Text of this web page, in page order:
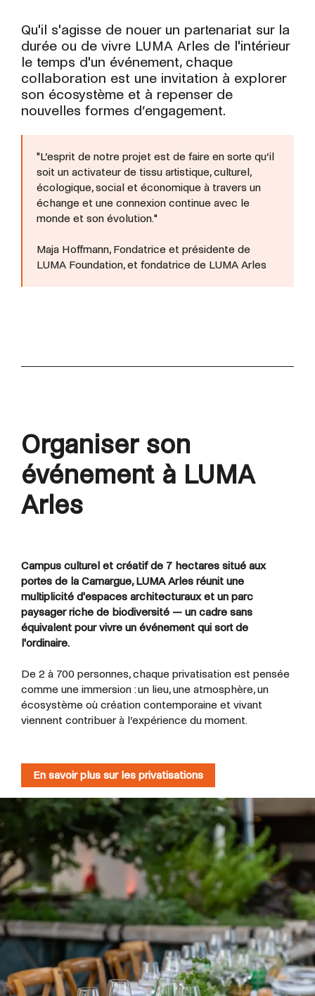
Qu'il s'agisse de nouer un partenariat sur la
durée ou de vivre LUMA Arles de l'intérieur
le temps d'un événement, chaque
collaboration est une invitation à explorer
son écosystème et à repenser de
nouvelles formes d’engagement.
"L’esprit de notre projet est de faire en sorte qu’il
soit un activateur de tissu artistique, culturel,
écologique, social et économique à travers un
échange et une connexion continue avec le
monde et son évolution."
Maja Hoffmann, Fondatrice et présidente de
LUMA Foundation, et fondatrice de LUMA Arles
Organiser son
événement à LUMA
Arles
Campus culturel et créatif de 7 hectares situé aux
portes de la Camargue, LUMA Arles réunit une
multiplicité d'espaces architecturaux et un parc
paysager riche de biodiversité — un cadre sans
équivalent pour vivre un événement qui sort de
l'ordinaire.
De 2 à 700 personnes, chaque privatisation est pensée
comme une immersion : un lieu, une atmosphère, un
écosystème où création contemporaine et vivant
viennent contribuer à l’expérience du moment.
En savoir plus sur les privatisations